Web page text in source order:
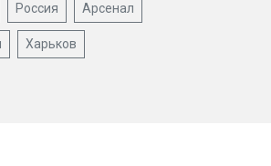
Россия Арсенал
Харьков